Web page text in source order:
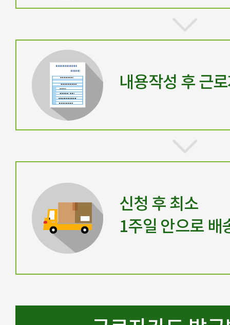
내용작성 후 근
신청 후 최소
1주일 안으로 배